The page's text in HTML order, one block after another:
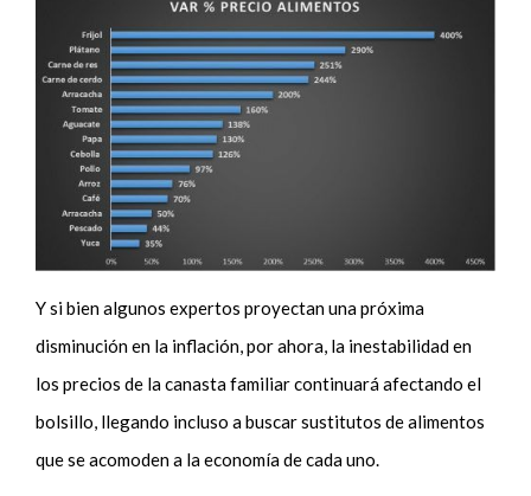
Y si bien algunos expertos proyectan una próxima
disminución en la inflación, por ahora, la inestabilidad en
los precios de la canasta familiar continuará afectando el
bolsillo, llegando incluso a buscar sustitutos de alimentos
que se acomoden a la economía de cada uno.